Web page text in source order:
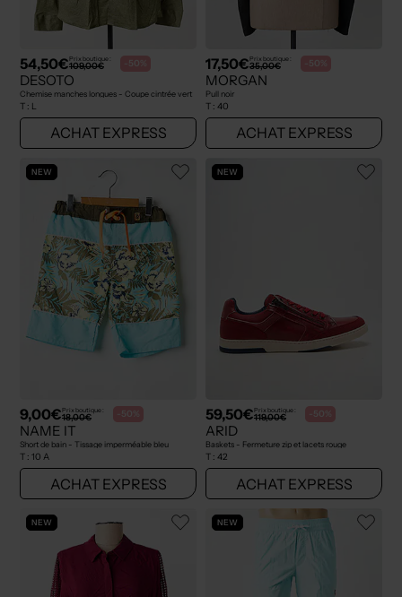
54,50€Prix boutique :
109,00€ -50%
DESOTO
Chemise manches longues - Coupe cintrée vert
T : L
ACHAT EXPRESS
17,50€Prix boutique :
35,00€ -50%
MORGAN
Pull noir
T : 40
ACHAT EXPRESS
NEW
9,00€Prix boutique :
18,00€ -50%
NAME IT
Short de bain - Tissage imperméable bleu
T : 10 A
ACHAT EXPRESS
NEW
59,50€Prix boutique :
119,00€ -50%
ARID
Baskets - Fermeture zip et lacets rouge
T : 42
ACHAT EXPRESS
NEW NEW